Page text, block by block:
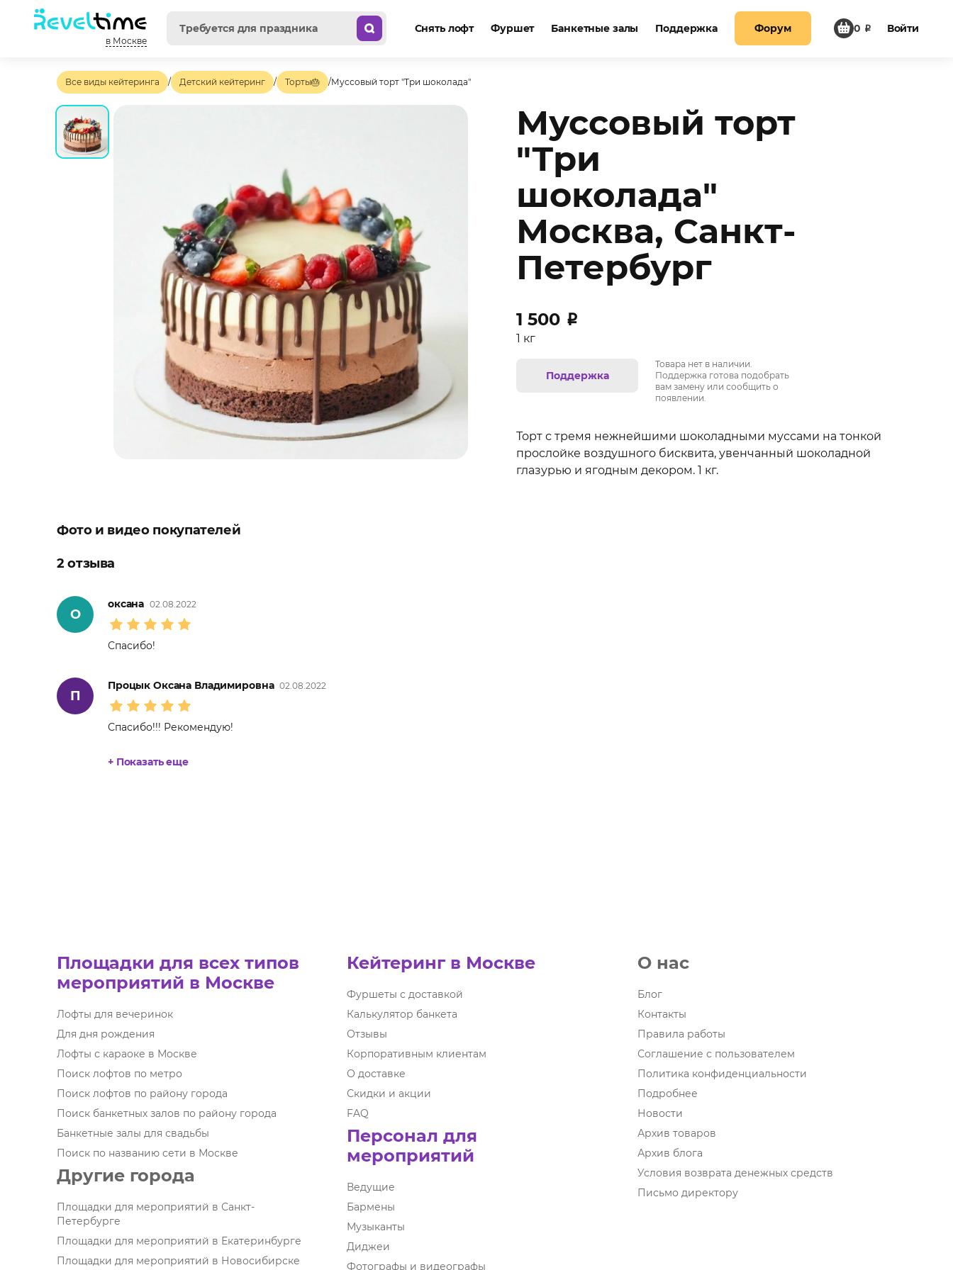
в Москве
Снять лофт Фуршет Банкетные залы Поддержка Форум 0 ₽ Войти
Все виды кейтеринга / Детский кейтеринг / Торты🎂 /Муссовый торт "Три шоколада"
Муссовый торт
"Три
шоколада"
Москва, Санкт-
Петербург
1 500 ₽
1 кг
Поддержка
Товара нет в наличии.
Поддержка готова подобрать
вам замену или сообщить о
появлении.
Торт с тремя нежнейшими шоколадными муссами на тонкой
прослойке воздушного бисквита, увенчанный шоколадной
глазурью и ягодным декором. 1 кг.
Фото и видео покупателей
2 отзыва
О
оксана 02.08.2022
Спасибо!
П
Процык Оксана Владимировна 02.08.2022
Спасибо!!! Рекомендую!
+ Показать еще
Площадки для всех типов
мероприятий в Москве
Лофты для вечеринок
Для дня рождения
Лофты с караоке в Москве
Поиск лофтов по метро
Поиск лофтов по району города
Поиск банкетных залов по району города
Банкетные залы для свадьбы
Поиск по названию сети в Москве
Другие города
Площадки для мероприятий в Санкт-
Петербурге
Площадки для мероприятий в Екатеринбурге
Площадки для мероприятий в Новосибирске
Кейтеринг в Москве
Фуршеты с доставкой
Калькулятор банкета
Отзывы
Корпоративным клиентам
О доставке
Скидки и акции
FAQ
Персонал для
мероприятий
Ведущие
Бармены
Музыканты
Диджеи
Фотографы и видеографы
О нас
Блог
Контакты
Правила работы
Соглашение с пользователем
Политика конфиденциальности
Подробнее
Новости
Архив товаров
Архив блога
Условия возврата денежных средств
Письмо директору